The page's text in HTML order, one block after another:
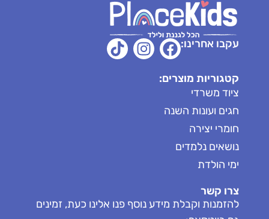
עקבו אחרינו:
קטגוריות מוצרים:
ציוד משרדי
חגים ועונות השנה
חומרי יצירה
נושאים נלמדים
ימי הולדת
צרו קשר
להזמנות וקבלת מידע נוסף פנו אלינו כעת, זמינים